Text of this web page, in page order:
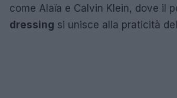
come Alaïa e Calvin Klein, dove il
dressing si unisce alla praticità